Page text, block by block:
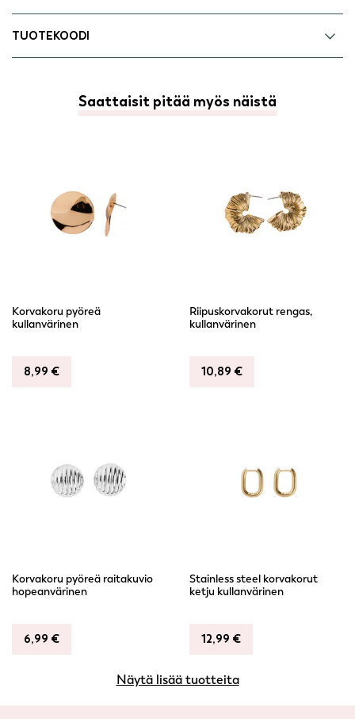
TUOTEKOODI
Saattaisit pitää myös näistä
Korvakoru pyöreä
kullanvärinen
8,99 €
Riipuskorvakorut rengas,
kullanvärinen
10,89 €
Korvakoru pyöreä raitakuvio
hopeanvärinen
6,99 €
Stainless steel korvakorut
ketju kullanvärinen
12,99 €
Näytä lisää tuotteita